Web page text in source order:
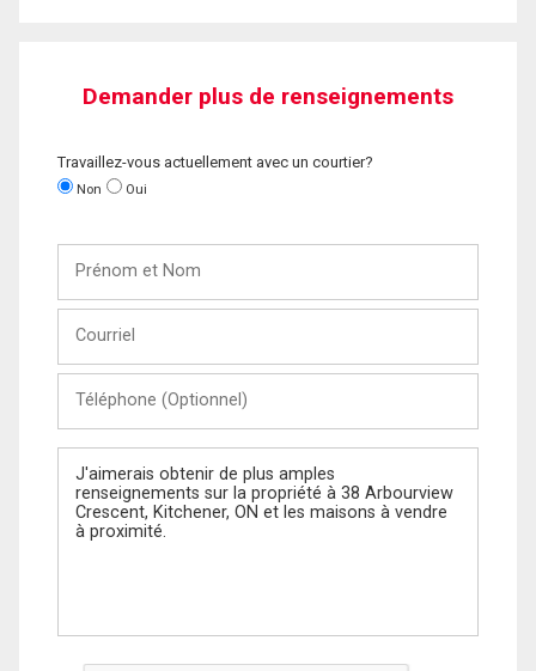
Demander plus de renseignements
Travaillez-vous actuellement avec un courtier?
Non Oui
Nom
(Optionnel)
Message